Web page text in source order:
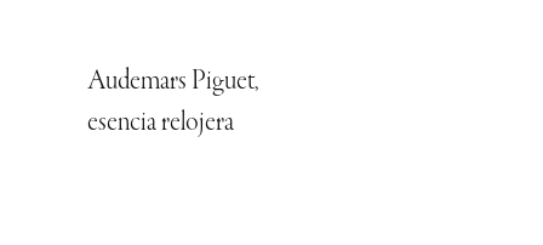
Audemars Piguet,
esencia relojera